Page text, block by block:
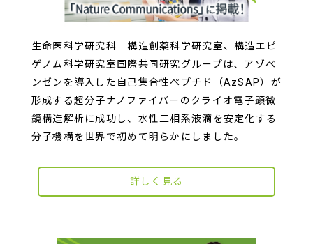
生命医科学研究科 構造創薬科学研究室、構造エピ
ゲノム科学研究室国際共同研究グループは、アゾベ
ンゼンを導入した自己集合性ペプチド（AzSAP）が
形成する超分子ナノファイバーのクライオ電子顕微
鏡構造解析に成功し、水性二相系液滴を安定化する
分子機構を世界で初めて明らかにしました。
詳しく見る